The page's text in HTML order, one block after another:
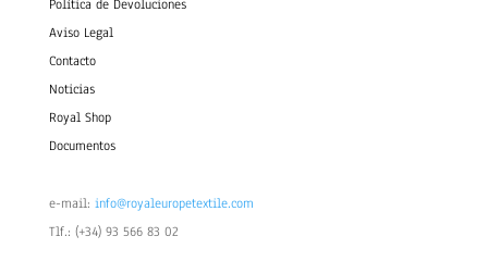
Política de Devoluciones
Aviso Legal
Contacto
Noticias
Royal Shop
Documentos
e-mail: info@royaleuropetextile.com
Tlf.: (+34) 93 566 83 02